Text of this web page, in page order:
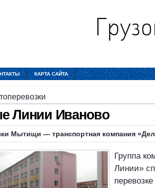
КАРТА САЙТА
Линии Иваново
Мытищи — транспортная компания «
Группа
Линии»